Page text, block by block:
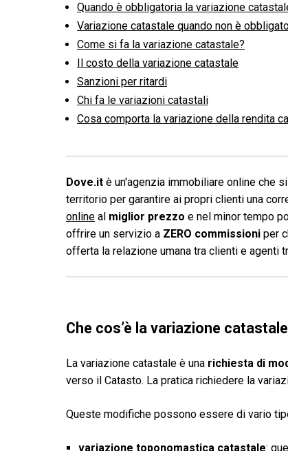
Quando è obbligatoria la variazione
Variazione catastale quando non è
Come si fa la variazione catastale?
Il costo della variazione catastale
Sanzioni per ritardi
Chi fa le variazioni catastali
Cosa comporta la variazione della rendita
Dove.it è un'agenzia immobiliare online che
territorio per garantire ai propri clienti una
online al miglior prezzo e nel minor tempo
offrire un servizio a ZERO commissioni per
offerta la relazione umana tra clienti e agenti
Che cos’è la variazione catastale
La variazione catastale è una richiesta di
verso il Catasto. La pratica richiedere la
Queste modifiche possono essere di vario
variazione toponomastica catastale: